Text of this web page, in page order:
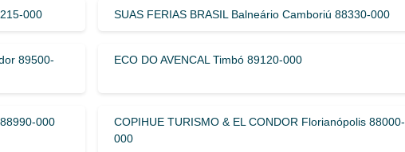
000 SUAS FERIAS BRASIL Balneário Camboriú 88330-000
89500-
ECO DO AVENCAL Timbó 89120-000
000
COPIHUE TURISMO & EL CONDOR Florianópolis 88000-
000